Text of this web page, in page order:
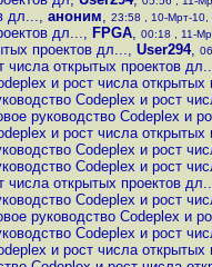
дл..., аноним, 23:58 , 10-Мрт-10,
дл..., FPGA, 00:18 , 11-
проектов дл..., User294,
числа открытых проектов
и рост числа открытых
Codeplex и рост
руководство Codeplex и
и рост числа открытых
Codeplex и рост
Codeplex и рост
числа открытых проектов
Codeplex и рост
руководство Codeplex и
Codeplex и рост
и рост числа открытых